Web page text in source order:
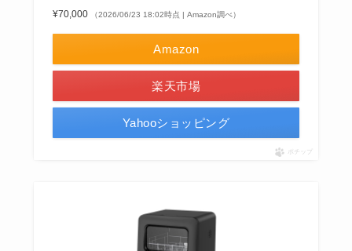
¥70,000 （2026/06/23 18:02時点 | Amazon調べ）
Amazon
楽天市場
Yahooショッピング
ポチップ